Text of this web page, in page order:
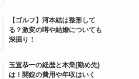
【ゴルフ】河本結は整形して
る？激変の噂や結婚についても
深掘り！
玉置恭一の経歴と本業(勤め先)
は！開錠の費用や年収はいく